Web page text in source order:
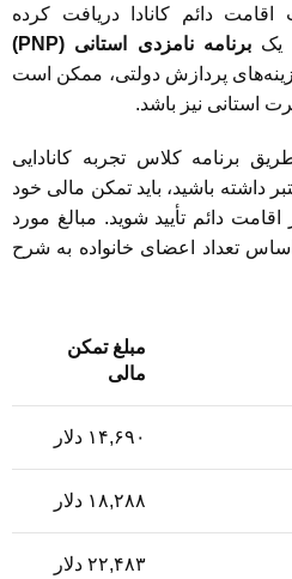
دائم کانادا دریافت کرده
یک برنامه نامزدی استانی (PNP)
پردازش دولتی، ممکن است
استانی نیز باشد.
برنامه کلاس تجربه کانادایی
داشته باشید، باید تمکن مالی خود
دائم تأیید شوید. مبالغ مورد
تعداد اعضای خانواده به شرح
مبلغ تمکن
مالی
۱۴,۶۹۰ دلار
۱۸,۲۸۸ دلار
۲۲,۴۸۳ دلار